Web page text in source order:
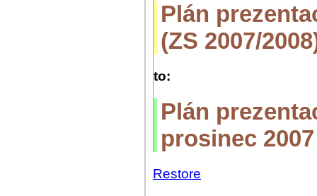
Plán
(ZS 2007/
to:
Plán
prosinec
Restore